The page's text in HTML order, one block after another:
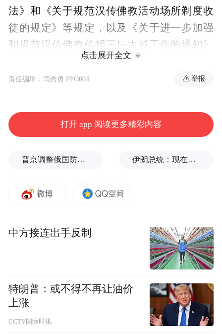
法》和《关于规范汉传佛教活动场所剃度收
徒的规定》等规定，以及《关于进一步加强
和规范汉传佛教传授三坛大戒工作的通知》
（中佛会〔2016〕179号）的精神和要求认真
执行。
一、传戒时间
1. 传戒时间：2026年10月08日至11月08日
受提前报到）
3. 报名截止时间：2026年09月20日
二、报名须知
报名受戒者需符合以下条件：
点击展开全文
责任编辑：闫秀勇 PFO004 举报
打开 app 阅读更多精彩内容
普京调整俄国防部高层人事布局，重用实战将领削弱“办公室将军” 伊朗总统：现在与最高领袖的联系非常困难
中方接连出手反制
特朗普：或不得不再让油价
上涨
CCTV国际时讯